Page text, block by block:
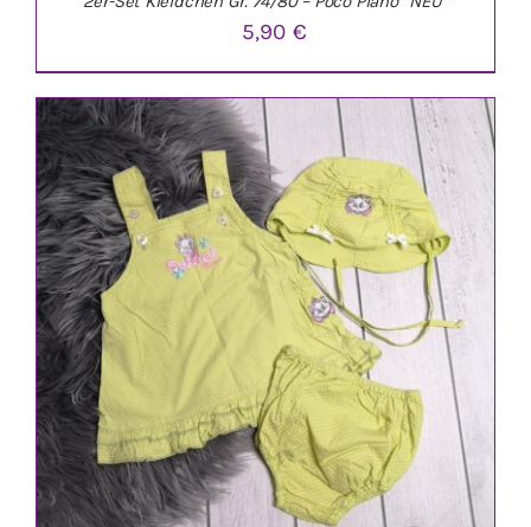
IN DEN WARENKORB / DETAILS
5,90€